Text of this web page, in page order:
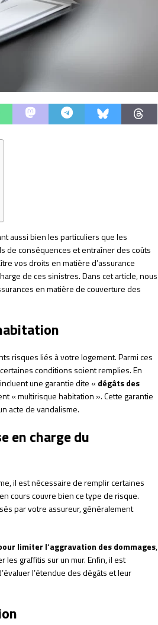
aussi bien les particuliers que les
de conséquences et entraîner des coûts
vos droits en matière d’assurance
de ces sinistres. Dans cet article, nous
en matière de couverture des
risques liés à votre logement. Parmi ces
conditions soient remplies. En
une garantie dite « dégâts des
« multirisque habitation ». Cette garantie
acte de vandalisme.
en charge du
il est nécessaire de remplir certaines
cours couvre bien ce type de risque.
par votre assureur, généralement
limiter l’aggravation des dommages,
les graffitis sur un mur. Enfin, il est
l’étendue des dégâts et leur